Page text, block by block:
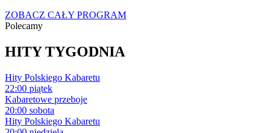
ZOBACZ CAŁY PROGRAM
Polecamy
HITY TYGODNIA
Hity Polskiego Kabaretu
22:00 piątek
Kabaretowe przeboje
20:00 sobota
Hity Polskiego Kabaretu